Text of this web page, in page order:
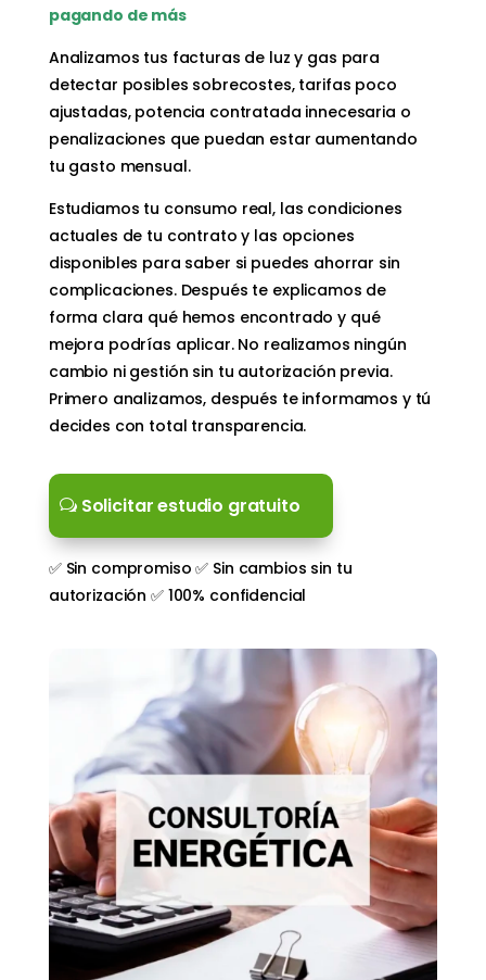
pagando de más
Analizamos tus facturas de luz y gas para
detectar posibles sobrecostes, tarifas poco
ajustadas, potencia contratada innecesaria o
penalizaciones que puedan estar aumentando
tu gasto mensual.
Estudiamos tu consumo real, las condiciones
actuales de tu contrato y las opciones
disponibles para saber si puedes ahorrar sin
complicaciones. Después te explicamos de
forma clara qué hemos encontrado y qué
mejora podrías aplicar. No realizamos ningún
cambio ni gestión sin tu autorización previa.
Primero analizamos, después te informamos y tú
decides con total transparencia.
Solicitar estudio gratuito
✅ Sin compromiso ✅ Sin cambios sin tu
autorización ✅ 100% confidencial